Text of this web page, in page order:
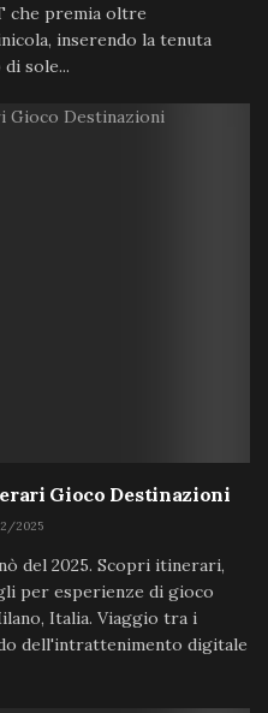
che premia oltre
inserendo la tenuta
sole...
Gioco Destinazioni
2025
del 2025. Scopri itinerari,
per esperienze di gioco
Italia. Viaggio tra i
dell'intrattenimento digitale